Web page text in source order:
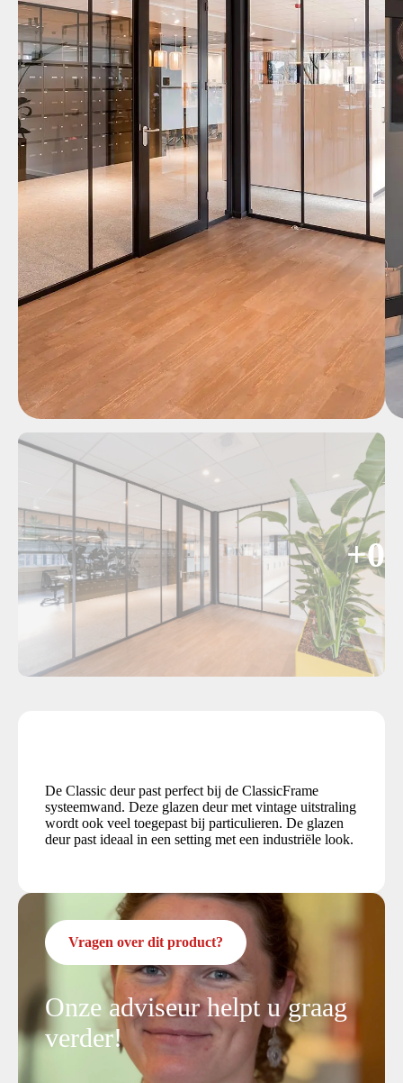
+0
De Classic deur past perfect bij de ClassicFrame
systeemwand. Deze glazen deur met vintage uitstraling
wordt ook veel toegepast bij particulieren. De glazen
deur past ideaal in een setting met een industriële look.
Vragen over dit product?
Onze adviseur helpt u graag
verder!